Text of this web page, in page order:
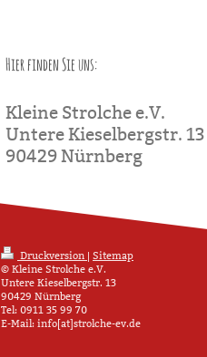
Hier finden Sie uns:
Kleine Strolche e.V.
Untere Kieselbergstr. 13
90429 Nürnberg
Druckversion | Sitemap
© Kleine Strolche e.V.
Untere Kieselbergstr. 13
90429 Nürnberg
Tel: 0911 35 99 70
E-Mail: info[at]strolche-ev.de